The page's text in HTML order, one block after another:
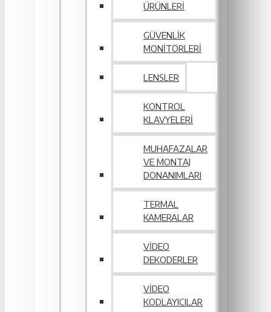
ÜRÜNLERI
GÜVENLIK
MONITÖRLERI
LENSLER
KONTROL
KLAVYELERI
MUHAFAZALAR
VE MONTAJ
DONANIMLARI
TERMAL
KAMERALAR
VIDEO
DEKODERLER
VIDEO
KODLAYICILAR